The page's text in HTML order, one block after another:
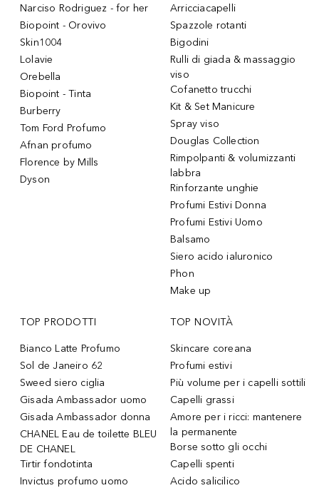
Narciso Rodriguez - for her
Biopoint - Orovivo
Skin1004
Lolavie
Orebella
Biopoint - Tinta
Burberry
Tom Ford Profumo
Afnan profumo
Florence by Mills
Dyson
Arricciacapelli
Spazzole rotanti
Bigodini
Rulli di giada & massaggio
viso
Cofanetto trucchi
Kit & Set Manicure
Spray viso
Douglas Collection
Rimpolpanti & volumizzanti
labbra
Rinforzante unghie
Profumi Estivi Donna
Profumi Estivi Uomo
Balsamo
Siero acido ialuronico
Phon
Make up
TOP PRODOTTI
Bianco Latte Profumo
Sol de Janeiro 62
Sweed siero ciglia
Gisada Ambassador uomo
Gisada Ambassador donna
CHANEL Eau de toilette BLEU
DE CHANEL
Tirtir fondotinta
Invictus profumo uomo
TOP NOVITÀ
Skincare coreana
Profumi estivi
Più volume per i capelli sottili
Capelli grassi
Amore per i ricci: mantenere
la permanente
Borse sotto gli occhi
Capelli spenti
Acido salicilico